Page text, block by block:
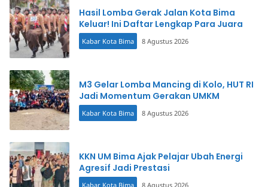
Hasil Lomba Gerak Jalan Kota Bima
Keluar! Ini Daftar Lengkap Para Juara
Kabar Kota Bima 8 Agustus 2026
M3 Gelar Lomba Mancing di Kolo, HUT RI
Jadi Momentum Gerakan UMKM
Kabar Kota Bima 8 Agustus 2026
KKN UM Bima Ajak Pelajar Ubah Energi
Agresif Jadi Prestasi
Kabar Kota Bima 8 Agustus 2026